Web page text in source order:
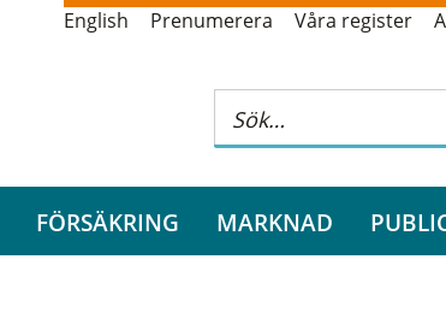
English Prenumerera Våra register
FÖRSÄKRING MARKNAD